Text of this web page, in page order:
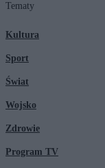
Tematy
Kultura
Sport
Świat
Wojsko
Zdrowie
Program TV